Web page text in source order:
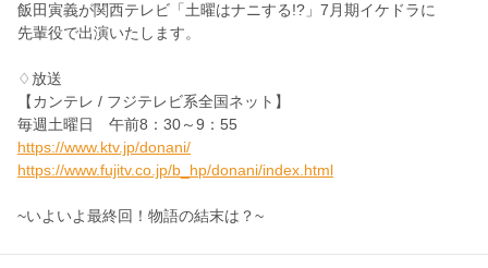
飯田寅義が関西テレビ「土曜はナニする!?」7月期イケドラに
先輩役で出演いたします。
♢放送
【カンテレ / フジテレビ系全国ネット】
毎週土曜日 午前8：30～9：55
https://www.ktv.jp/donani/
https://www.fujitv.co.jp/b_hp/donani/index.html
~いよいよ最終回！物語の結末は？~